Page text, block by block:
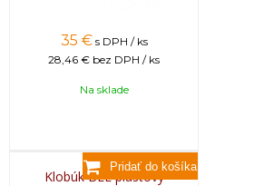
35 € s DPH / ks
28,46 € bez DPH / ks
Na sklade
Klobúk BEE plastový